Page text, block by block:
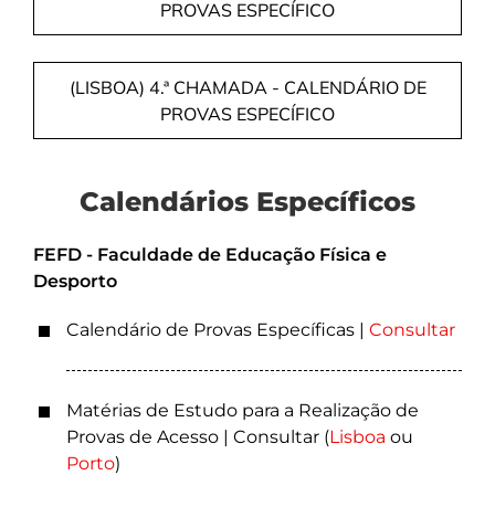
PROVAS ESPECÍFICO
(LISBOA) 4.ª CHAMADA - CALENDÁRIO DE
PROVAS ESPECÍFICO
Calendários Específicos
FEFD - Faculdade de Educação Física e
Desporto
Calendário de Provas Específicas | Consultar
Matérias de Estudo para a Realização de
Provas de Acesso | Consultar (Lisboa ou
Porto)